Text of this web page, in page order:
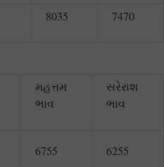
8035 7470
મહત્તમ
ભાવ
સરેરાશ
ભાવ
6755 6255